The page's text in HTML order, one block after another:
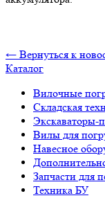
← Вернуться к
Каталог
Вилочные
Складская
Экскаваторы-
Вилы для
Навесное
Запчасти для
Техника БУ